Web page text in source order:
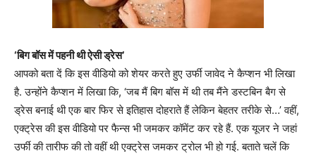
‘बिग बॉस में पहनी थी ऐसी ड्रेस’
आपको बता दें कि इस वीडियो को शेयर करते हुए उर्फी जावेद ने कैप्शन भी लिखा
है. उन्होंने कैप्शन में लिखा कि, ‘जब मैं बिग बॉस में थी तब मैंने डस्टबिन बैग से
ड्रेस बनाई थी एक बार फिर से इतिहास दोहराते हैं लेकिन बेहतर तरीके से…’ वहीं,
एक्ट्रेस की इस वीडियो पर फैन्स भी जमकर कॉमेंट कर रहे हैं. एक यूजर ने जहां
उर्फी की तारीफ की तो वहीं थी एक्ट्रेस जमकर ट्रोल भी हो गई. बताते चलें कि